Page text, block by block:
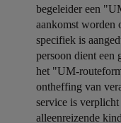
begeleider een
aankomst worden
specifiek is
persoon dient een
het "UM-
ontheffing van
service is
alleenreizende